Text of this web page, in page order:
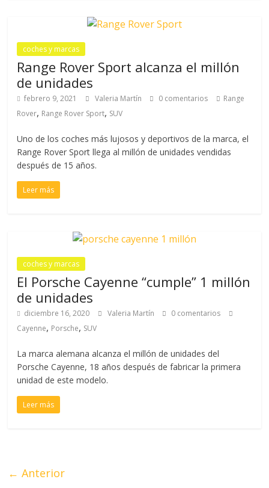
coches y marcas
Range Rover Sport alcanza el millón
de unidades
febrero 9, 2021 Valeria Martín 0 comentarios
Range
Rover, Range Rover Sport, SUV
Uno de los coches más lujosos y deportivos de la marca, el
Range Rover Sport llega al millón de unidades vendidas
después de 15 años.
Leer más
coches y marcas
El Porsche Cayenne “cumple” 1 millón
de unidades
diciembre 16, 2020 Valeria Martín
0 comentarios
Cayenne, Porsche, SUV
La marca alemana alcanza el millón de unidades del
Porsche Cayenne, 18 años después de fabricar la primera
unidad de este modelo.
Leer más
← Anterior